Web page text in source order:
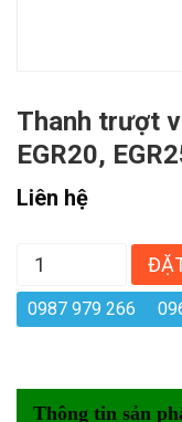
Thanh trượt
EGR20,
Liên hệ
0987 979 266
Thông tin sản